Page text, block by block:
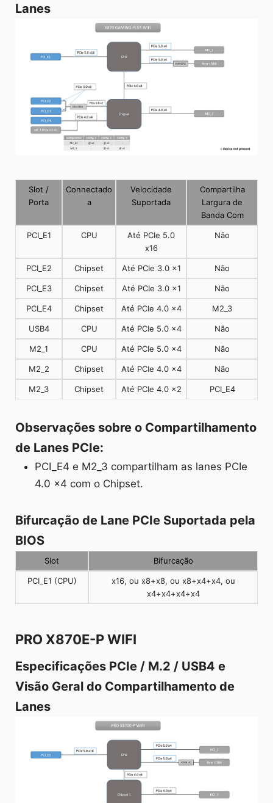
Lanes
Slot /
Porta
Connectado
a
Velocidade
Suportada
Compartilha
Largura de
Banda Com
PCI_E1 CPU
Até PCIe 5.0
x16
Não
PCI_E2 Chipset Até PCIe 3.0 x1 Não
PCI_E3 Chipset Até PCIe 3.0 x1 Não
PCI_E4 Chipset Até PCIe 4.0 x4 M2_3
USB4 CPU Até PCIe 5.0 x4 Não
M2_1 CPU Até PCIe 5.0 x4 Não
M2_2 Chipset Até PCIe 4.0 x4 Não
M2_3 Chipset Até PCIe 4.0 x2 PCI_E4
Observações sobre o Compartilhamento
de Lanes PCIe:
PCI_E4 e M2_3 compartilham as lanes PCIe
4.0 x4 com o Chipset.
Bifurcação de Lane PCIe Suportada pela
BIOS
Slot Bifurcação
PCI_E1 (CPU)
x16, ou x8+x8, ou x8+x4+x4, ou
x4+x4+x4+x4
PRO X870E-P WIFI
Especificações PCIe / M.2 / USB4 e
Visão Geral do Compartilhamento de
Lanes